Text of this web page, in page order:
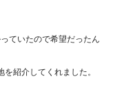
ていたので希望だったん
紹介してくれました。